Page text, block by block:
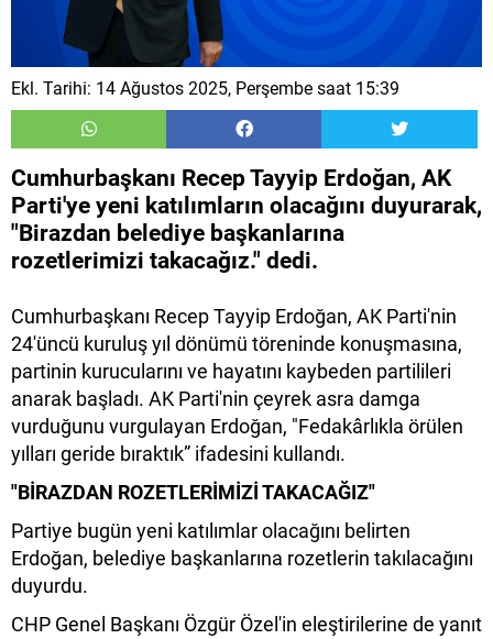
Ekl. Tarihi: 14 Ağustos 2025, Perşembe saat 15:39
Cumhurbaşkanı Recep Tayyip Erdoğan, AK
Parti'ye yeni katılımların olacağını duyurarak,
"Birazdan belediye başkanlarına
rozetlerimizi takacağız." dedi.
Cumhurbaşkanı Recep Tayyip Erdoğan, AK Parti'nin
24'üncü kuruluş yıl dönümü töreninde konuşmasına,
partinin kurucularını ve hayatını kaybeden partilileri
anarak başladı. AK Parti'nin çeyrek asra damga
vurduğunu vurgulayan Erdoğan, "Fedakârlıkla örülen
yılları geride bıraktık” ifadesini kullandı.
"BİRAZDAN ROZETLERİMİZİ TAKACAĞIZ"
Partiye bugün yeni katılımlar olacağını belirten
Erdoğan, belediye başkanlarına rozetlerin takılacağını
duyurdu.
CHP Genel Başkanı Özgür Özel'in eleştirilerine de yanıt